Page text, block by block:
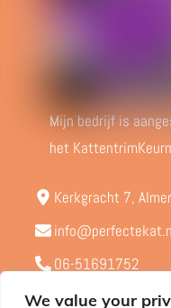
We value your
Mijn bedrijf is
het
Kerkgracht 7,
06-51691752
Kvk - 65424603